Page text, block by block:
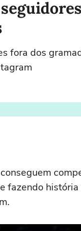
fora dos
fazendo